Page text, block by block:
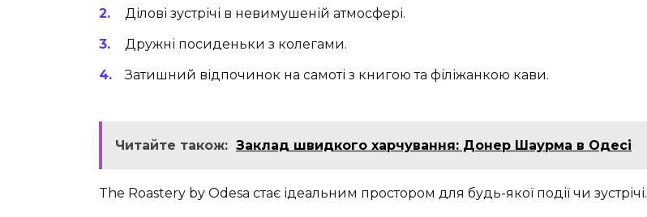
Ділові зустрічі в невимушеній атмосфері.
Дружні посиденьки з колегами.
Затишний відпочинок на самоті з книгою та філіжанкою кави.
Читайте також: Заклад швидкого харчування: Донер Шаурма в Одесі
The Roastery by Odesa стає ідеальним простором для будь-якої події чи зустрічі.